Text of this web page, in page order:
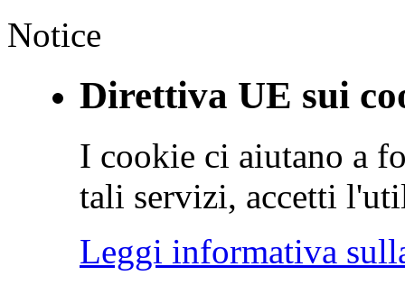
Notice
Direttiva UE sui
I cookie ci aiutano a
tali servizi, accetti
Leggi informativa